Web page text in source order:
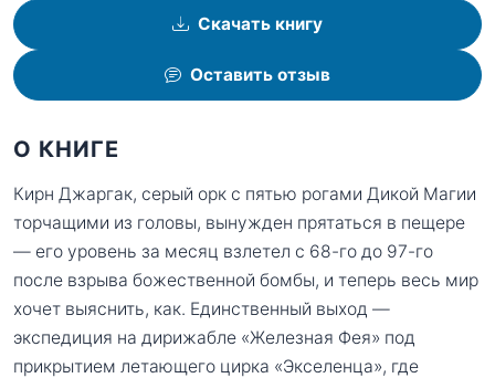
Скачать книгу
Оставить отзыв
О КНИГЕ
Кирн Джаргак, серый орк с пятью рогами Дикой Магии
торчащими из головы, вынужден прятаться в пещере
— его уровень за месяц взлетел с 68-го до 97-го
после взрыва божественной бомбы, и теперь весь мир
хочет выяснить, как. Единственный выход —
экспедиция на дирижабле «Железная Фея» под
прикрытием летающего цирка «Экселенца», где